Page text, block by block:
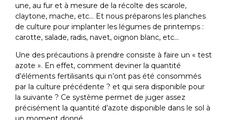
une, au fur et à mesure de la récolte des scarole,
claytone, mache, etc… Et nous préparons les planches
de culture pour implanter les légumes de printemps :
carotte, salade, radis, navet, oignon blanc, etc…
Une des précautions à prendre consiste à faire un « test
azote ». En effet, comment deviner la quantité
d’éléments fertilisants qui n’ont pas été consommés
par la culture précédente ? et qui sera disponible pour
la suivante ? Ce système permet de juger assez
précisément la quantité d’azote disponible dans le sol à